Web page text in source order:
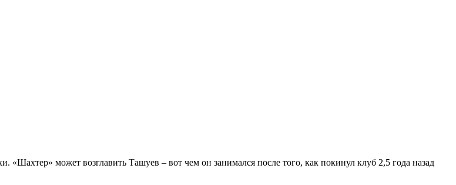
«Шахтер» может возглавить Ташуев – вот чем он занимался после того, как покинул клуб 2,5 года назад